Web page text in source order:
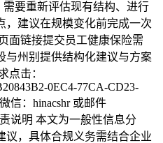
需要重新评估现有结构、进行
，建议在规模变化前完成一次
面链接提交员工健康保险需
与州别提供结构化建议与方案
点击：
0EC4-77CA-CD23-
信：hinacshr 或邮件
责说明 本文为一般性信息分
议，具体合规义务需结合企业